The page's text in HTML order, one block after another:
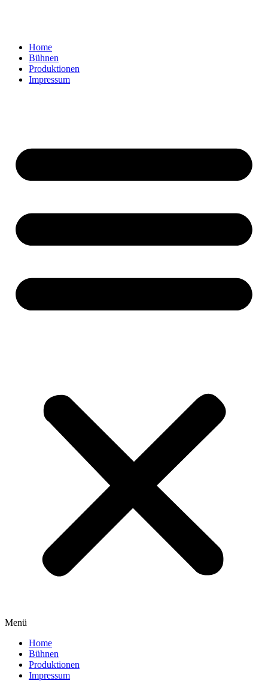
Home
Bühnen
Produktionen
Impressum
Menü
Home
Bühnen
Produktionen
Impressum